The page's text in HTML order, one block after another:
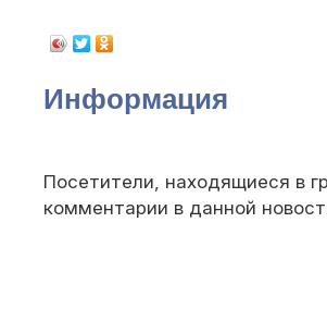
Информация
Посетители, находящиеся в
комментарии в данной